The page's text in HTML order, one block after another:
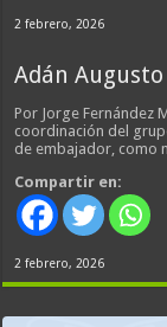
2 febrero, 2026
Adán
Por Jorge Fernández
coordinación del
de embajador, como
Compartir en:
2 febrero, 2026